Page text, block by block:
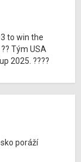
to win the
Tým USA
2025. ????
poráží